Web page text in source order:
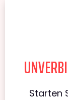
Starten